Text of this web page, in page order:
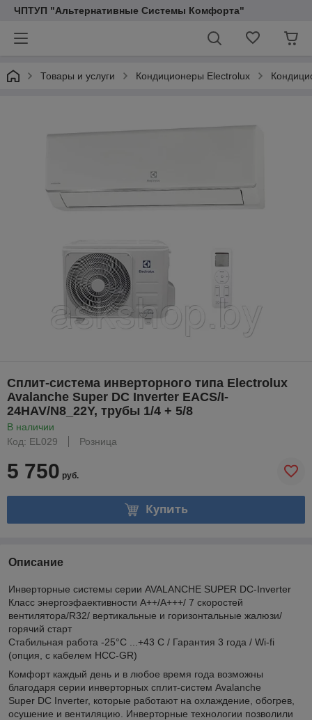
ЧПТУП "Альтернативные Системы Комфорта"
Товары и услуги Кондиционеры Electrolux
Сплит-система инверторного типа Electrolux
Avalanche Super DC Inverter EACS/I-
24HAV/N8_22Y, трубы 1/4 + 5/8
В наличии
Код: EL029
Розница
5 750 руб.
Купить
Описание
Инверторные системы серии AVALANCHE SUPER DC-Inverter
Класс энергоэфaективности А++/А+++/ 7 скоростей
вентилятора/R32/ вертикальные и горизонтальные жалюзи/
горячий старт
Стабильная работа -25°С ...+43 С / Гарантия 3 года / Wi-fi
(опция, с кабелем HCC-GR)
Комфорт каждый день и в любое время года возможны
благодаря серии инверторных сплит-систем Avalanche
Super DC Inverter, которые работают на охлаждение, обогрев,
осушение и вентиляцию. Инверторные технологии позволили